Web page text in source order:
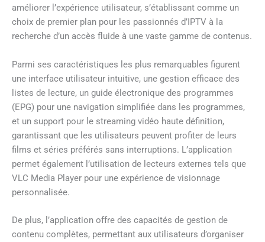
améliorer l’expérience utilisateur, s’établissant comme un
choix de premier plan pour les passionnés d’IPTV à la
recherche d’un accès fluide à une vaste gamme de contenus.
Parmi ses caractéristiques les plus remarquables figurent
une interface utilisateur intuitive, une gestion efficace des
listes de lecture, un guide électronique des programmes
(EPG) pour une navigation simplifiée dans les programmes,
et un support pour le streaming vidéo haute définition,
garantissant que les utilisateurs peuvent profiter de leurs
films et séries préférés sans interruptions. L’application
permet également l’utilisation de lecteurs externes tels que
VLC Media Player pour une expérience de visionnage
personnalisée.
De plus, l’application offre des capacités de gestion de
contenu complètes, permettant aux utilisateurs d’organiser